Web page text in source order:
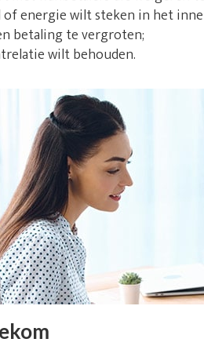
energie wilt steken in het
betaling te vergroten;
wilt behouden.